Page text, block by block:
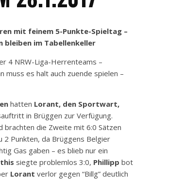
mit feinem 5-Punkte-Spieltag –
bleiben im Tabellenkeller
4 NRW-Liga-Herrenteams –
muss es halt auch zuende spielen –
hatten Lorant, den Sportwart,
in Brüggen zur Verfügung.
brachten die Zweite mit 6:0 Sätzen
2 Punkten, da Brüggens Belgier
Gas gaben – es blieb nur ein
siegte problemlos 3:0, Phillipp bot
Lorant verlor gegen “Billg” deutlich